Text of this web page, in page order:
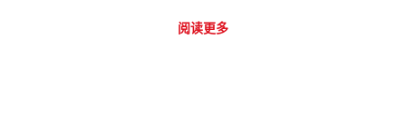
阅读更多